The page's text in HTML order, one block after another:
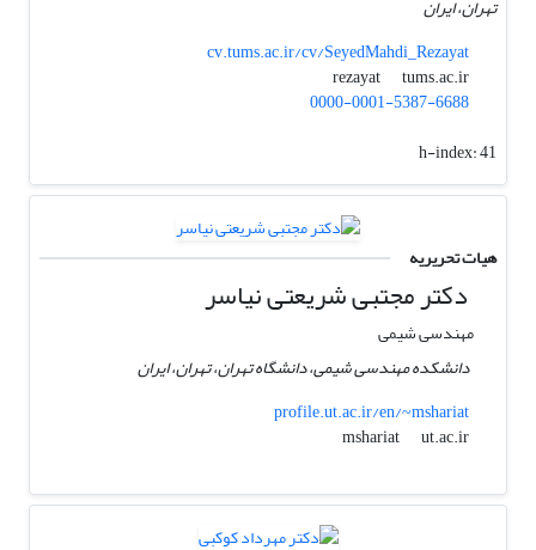
تهران، ایران
cv.tums.ac.ir/cv/SeyedMahdi_Rezayat
rezayat
tums.ac.ir
0000-0001-5387-6688
h-index:41
هیات تحریریه
دکتر مجتبی شریعتی نیاسر
مهندسی شیمی
دانشکده مهندسی شیمی، دانشگاه تهران، تهران، ایران
profile.ut.ac.ir/en/~mshariat
mshariat
ut.ac.ir